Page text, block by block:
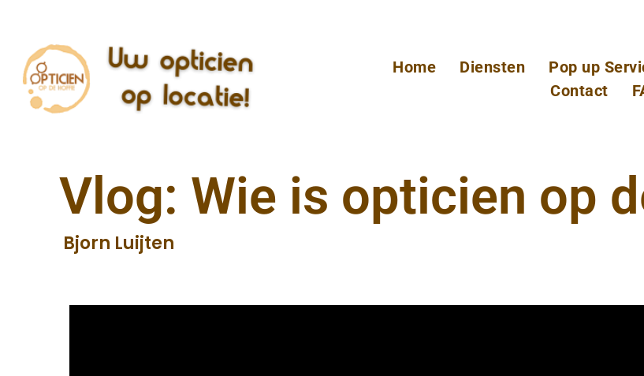
Home Diensten Pop up
Contact
Vlog: Wie is opticien op
Bjorn Luijten